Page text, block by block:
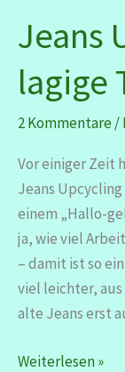
Jeans
lagige
2 Kommentare/
Vor einiger Zeit
Jeans Upcycling
einem „Hallo-
ja, wie viel
– damit ist so
viel leichter,
alte Jeans erst
Jeans
Weiterlesen »